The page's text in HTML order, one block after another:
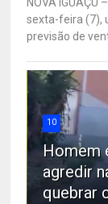
NOVA
sexta-feira (7),
previsão de
10
Homem
agredir
quebrar